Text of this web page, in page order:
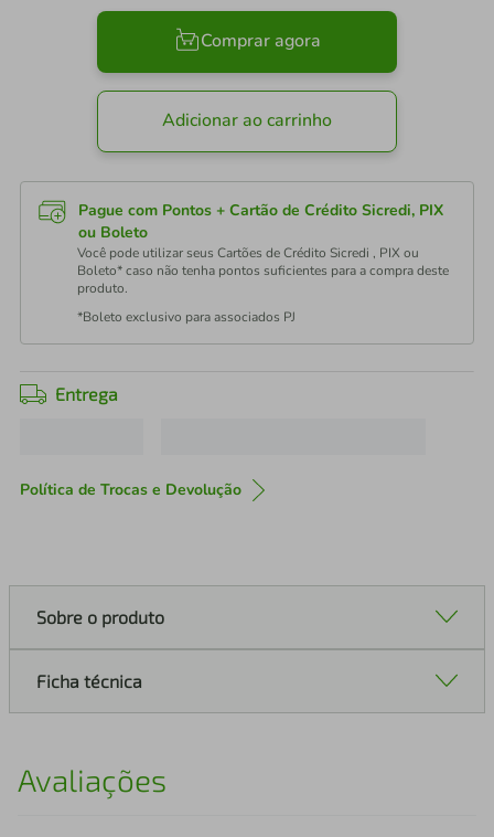
Comprar agora
Adicionar ao carrinho
Pague com Pontos + Cartão de Crédito Sicredi, PIX
ou Boleto
Você pode utilizar seus Cartões de Crédito Sicredi , PIX ou
Boleto* caso não tenha pontos suficientes para a compra deste
produto.
*Boleto exclusivo para associados PJ
Entrega
Política de Trocas e Devolução
Sobre o produto
Ficha técnica
Avaliações